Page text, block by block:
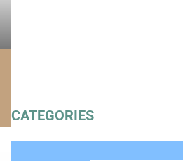
CATEGORIES